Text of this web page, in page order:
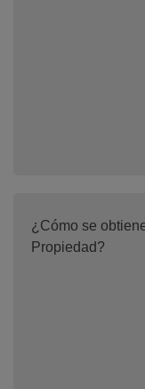
¿Cómo se
Propiedad?